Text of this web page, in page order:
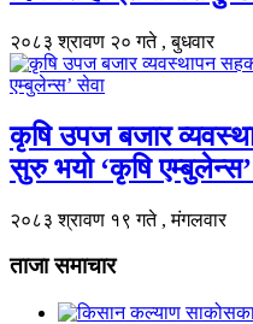
२०८३ श्रावण २० गते , बुधवार
कृषि उपज बजार
सुरु भयो ‘कृषि
२०८३ श्रावण १९ गते , मंगलवार
ताजा समाचार